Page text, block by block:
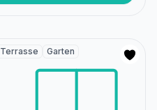
Terrasse
Garten